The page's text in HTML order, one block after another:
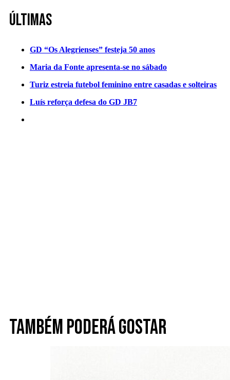
Últimas
GD “Os Alegrienses” festeja 50 anos
Maria da Fonte apresenta-se no sábado
Turiz estreia futebol feminino entre casadas e solteiras
Luís reforça defesa do GD JB7
Também poderá gostar